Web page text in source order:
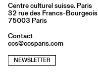
Centre culturel suisse. Paris
32 rue des Francs-Bourgeois
75003 Paris
Contact
ccs@ccsparis.com
NEWSLETTER